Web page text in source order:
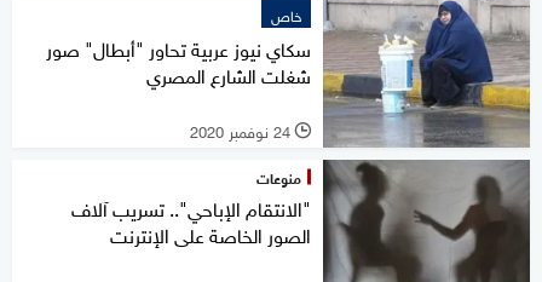
خاص
سكاي نيوز عربية تحاور "أبطال" صور
شغلت الشارع المصري
l 24 نوفمبر 2020
منوعات
"الانتقام الإباحي".. تسريب آلاف
الصور الخاصة على الإنترنت